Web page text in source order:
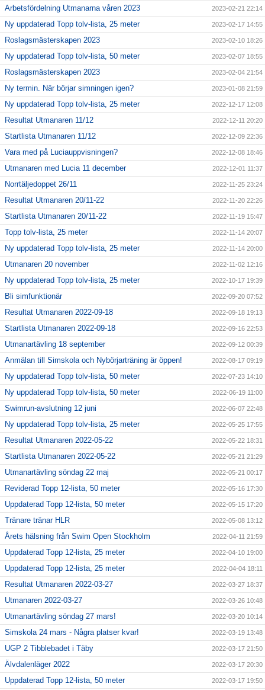
Arbetsfördelning Utmanarna våren 2023 2023-02-21 22:14
Ny uppdaterad Topp tolv-lista, 25 meter 2023-02-17 14:55
Roslagsmästerskapen 2023 2023-02-10 18:26
Ny uppdaterad Topp tolv-lista, 50 meter 2023-02-07 18:55
Roslagsmästerskapen 2023 2023-02-04 21:54
Ny termin. När börjar simningen igen? 2023-01-08 21:59
Ny uppdaterad Topp tolv-lista, 25 meter 2022-12-17 12:08
Resultat Utmanaren 11/12 2022-12-11 20:20
Startlista Utmanaren 11/12 2022-12-09 22:36
Vara med på Luciauppvisningen? 2022-12-08 18:46
Utmanaren med Lucia 11 december 2022-12-01 11:37
Norrtäljedoppet 26/11 2022-11-25 23:24
Resultat Utmanaren 20/11-22 2022-11-20 22:26
Startlista Utmanaren 20/11-22 2022-11-19 15:47
Topp tolv-lista, 25 meter 2022-11-14 20:07
Ny uppdaterad Topp tolv-lista, 25 meter 2022-11-14 20:00
Utmanaren 20 november 2022-11-02 12:16
Ny uppdaterad Topp tolv-lista, 25 meter 2022-10-17 19:39
Bli simfunktionär 2022-09-20 07:52
Resultat Utmanaren 2022-09-18 2022-09-18 19:13
Startlista Utmanaren 2022-09-18 2022-09-16 22:53
Utmanartävling 18 september 2022-09-12 00:39
Anmälan till Simskola och Nybörjarträning är öppen! 2022-08-17 09:19
Ny uppdaterad Topp tolv-lista, 50 meter 2022-07-23 14:10
Ny uppdaterad Topp tolv-lista, 50 meter 2022-06-19 11:00
Swimrun-avslutning 12 juni 2022-06-07 22:48
Ny uppdaterad Topp tolv-lista, 25 meter 2022-05-25 17:55
Resultat Utmanaren 2022-05-22 2022-05-22 18:31
Startlista Utmanaren 2022-05-22 2022-05-21 21:29
Utmanartävling söndag 22 maj 2022-05-21 00:17
Reviderad Topp 12-lista, 50 meter 2022-05-16 17:30
Uppdaterad Topp 12-lista, 50 meter 2022-05-15 17:20
Tränare tränar HLR 2022-05-08 13:12
Årets hälsning från Swim Open Stockholm 2022-04-11 21:59
Uppdaterad Topp 12-lista, 25 meter 2022-04-10 19:00
Uppdaterad Topp 12-lista, 25 meter 2022-04-04 18:11
Resultat Utmanaren 2022-03-27 2022-03-27 18:37
Utmanaren 2022-03-27 2022-03-26 10:48
Utmanartävling söndag 27 mars! 2022-03-20 10:14
Simskola 24 mars - Några platser kvar! 2022-03-19 13:48
UGP 2 Tibblebadet i Täby 2022-03-17 21:50
Älvdalenläger 2022 2022-03-17 20:30
Uppdaterad Topp 12-lista, 50 meter 2022-03-17 19:50